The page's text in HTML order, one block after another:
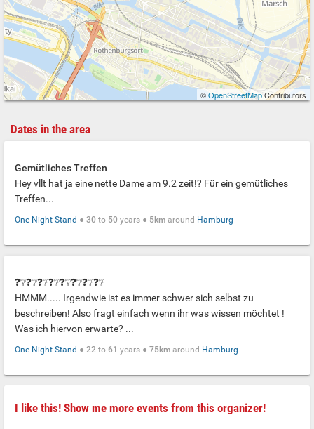
©OpenStreetMapContributors
Dates in the area
Gemütliches Treffen
Hey vllt hat ja eine nette Dame am 9.2 zeit!? Für ein gemütliches
Treffen...
One Night Stand ● 30 to 50 years ● 5km around Hamburg
❓❔❓❔❓❔❓❔❓❔❓❔❓❔❓❔
HMMM..... Irgendwie ist es immer schwer sich selbst zu
beschreiben! Also fragt einfach wenn ihr was wissen möchtet !
Was ich hiervon erwarte? ...
One Night Stand ● 22 to 61 years ● 75km around Hamburg
I like this! Show me more events from this organizer!